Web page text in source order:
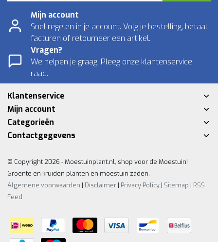
Mijn account
Snel regelen in je account. Volg je bestelling, betaal
facturen of retourneer een artikel.
Vragen?
We helpen je graag. Pleeg onze klantenservice
raad.
Klantenservice
Mijn account
Categorieën
Contactgegevens
© Copyright 2026 - Moestuinplant.nl, shop voor de Moestuin!
Groente en kruiden planten en moestuin zaden.
Algemene voorwaarden | Disclaimer | Privacy Policy | Sitemap | RSS
Feed